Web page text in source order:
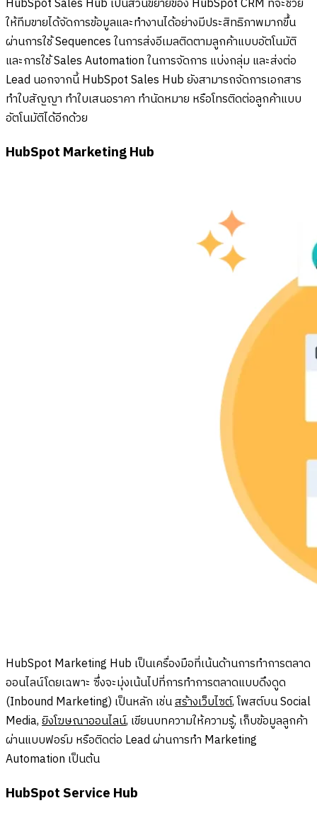
HubSpot Sales Hub เป็นส่วนขยายของ HubSpot CRM ที่จะช่วย
ให้ทีมขายได้จัดการข้อมูลและทำงานได้อย่างมีประสิทธิภาพมากขึ้น
ผ่านการใช้ Sequences ในการส่งอีเมลติดตามลูกค้าแบบอัตโนมัติ
และการใช้ Sales Automation ในการจัดการ แบ่งกลุ่ม และส่งต่อ
Lead นอกจากนี้ HubSpot Sales Hub ยังสามารถจัดการเอกสาร
ทำใบสัญญา ทำใบเสนอราคา ทำนัดหมาย หรือโทรติดต่อลูกค้าแบบ
อัตโนมัติได้อีกด้วย
HubSpot Marketing Hub
HubSpot Marketing Hub เป็นเครื่องมือที่เน้นด้านการทำการตลาด
ออนไลน์โดยเฉพาะ ซึ่งจะมุ่งเน้นไปที่การทำการตลาดแบบดึงดูด
(Inbound Marketing) เป็นหลัก เช่นสร้างเว็บไซต์, โพสต์บน Social
Media,ยิงโฆษณาออนไลน์, เขียนบทความให้ความรู้, เก็บข้อมูลลูกค้า
ผ่านแบบฟอร์ม หรือติดต่อ Lead ผ่านการทำ Marketing
Automation เป็นต้น
HubSpot Service Hub